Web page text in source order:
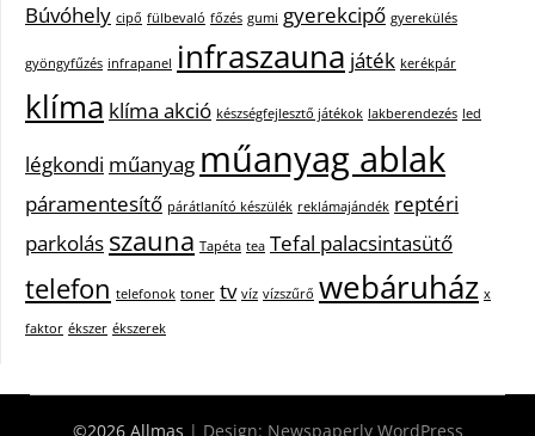
Búvóhely cipő fülbevaló főzés gumi gyerekcipő gyerekülés
gyöngyfűzés infrapanel infraszauna játék kerékpár
klíma klíma akció készségfejlesztő játékok lakberendezés led
légkondi műanyag műanyag ablak
páramentesítő párátlanító készülék reklámajándék reptéri
parkolás szauna Tapéta tea Tefal palacsintasütő
telefon telefonok toner tv víz vízszűrő webáruház x
faktor ékszer ékszerek
©2026 Allmas | Design: Newspaperly WordPress